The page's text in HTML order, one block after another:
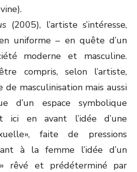
(2005), l’artiste s’intéresse,
uniforme – en quête d’un
moderne et masculine.
compris, selon l’artiste,
de masculinisation mais aussi
d’un espace symbolique
ici en avant l’idée d’une
faite de pressions
à la femme l’idée d’un
rêvé et prédéterminé par